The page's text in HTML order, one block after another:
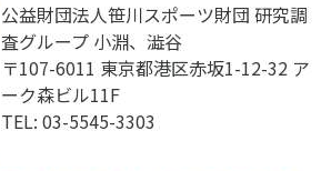
公益財団法人笹川スポーツ財団 研究調
査グループ 小淵、澁谷
〒107-6011 東京都港区赤坂1-12-32 ア
ーク森ビル11F
TEL: 03-5545-3303